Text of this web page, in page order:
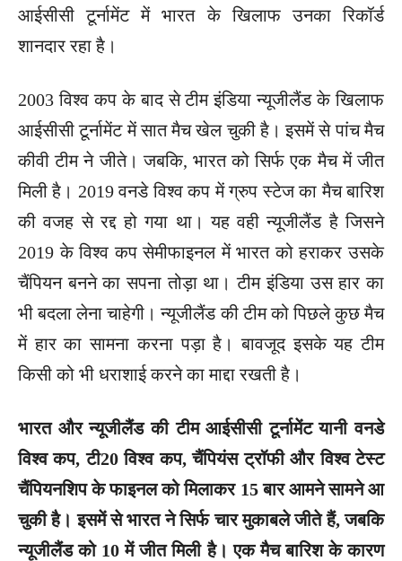
आईसीसी टूर्नामेंट में भारत के खिलाफ उनका रिकॉर्ड
शानदार रहा है।
2003 विश्व कप के बाद से टीम इंडिया न्यूजीलैंड के खिलाफ
आईसीसी टूर्नामेंट में सात मैच खेल चुकी है। इसमें से पांच मैच
कीवी टीम ने जीते। जबकि, भारत को सिर्फ एक मैच में जीत
मिली है। 2019 वनडे विश्व कप में ग्रुप स्टेज का मैच बारिश
की वजह से रद्द हो गया था। यह वही न्यूजीलैंड है जिसने
2019 के विश्व कप सेमीफाइनल में भारत को हराकर उसके
चैंपियन बनने का सपना तोड़ा था। टीम इंडिया उस हार का
भी बदला लेना चाहेगी। न्यूजीलैंड की टीम को पिछले कुछ मैच
में हार का सामना करना पड़ा है। बावजूद इसके यह टीम
किसी को भी धराशाई करने का माद्दा रखती है।
भारत और न्यूजीलैंड की टीम आईसीसी टूर्नामेंट यानी वनडे
विश्व कप, टी20 विश्व कप, चैंपियंस ट्रॉफी और विश्व टेस्ट
चैंपियनशिप के फाइनल को मिलाकर 15 बार आमने सामने आ
चुकी है। इसमें से भारत ने सिर्फ चार मुकाबले जीते हैं, जबकि
न्यूजीलैंड को 10 में जीत मिली है। एक मैच बारिश के कारण